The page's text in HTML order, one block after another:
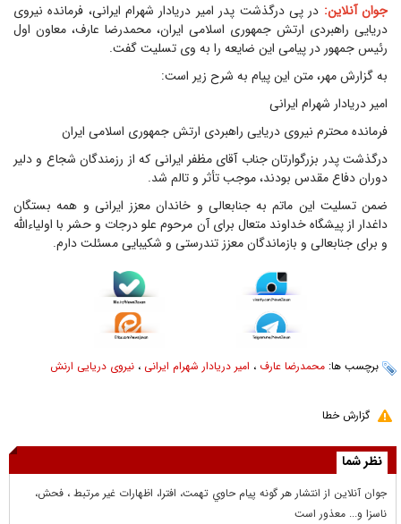
جوان آنلاین: در پی درگذشت پدر امیر دریادار شهرام ایرانی، فرمانده نیروی
دریایی راهبردی ارتش جمهوری اسلامی ایران، محمدرضا عارف، معاون اول
رئیس جمهور در پیامی این ضایعه را به وی تسلیت گفت.
به گزارش مهر، متن این پیام به شرح زیر است:
امیر دریادار شهرام ایرانی
فرمانده محترم نیروی دریایی راهبردی ارتش جمهوری اسلامی ایران
درگذشت پدر بزرگوارتان جناب آقای مظفر ایرانی که از رزمندگان شجاع و دلیر
دوران دفاع مقدس بودند، موجب تأثر و تالم شد.
ضمن تسلیت این ماتم به جنابعالی و خاندان معزز ایرانی و همه بستگان
داغدار از پیشگاه خداوند متعال برای آن مرحوم علو درجات و حشر با اولیاءالله
و برای جنابعالی و بازماندگان معزز تندرستی و شکیبایی مسئلت دارم.
برچسب ها: محمدرضا عارف ، امیر دریادار شهرام ایرانی ، نیروی دریایی ارنش
گزارش خطا
نظر شما
جوان آنلاين از انتشار هر گونه پيام حاوي تهمت، افترا، اظهارات غير مرتبط ، فحش،
ناسزا و... معذور است